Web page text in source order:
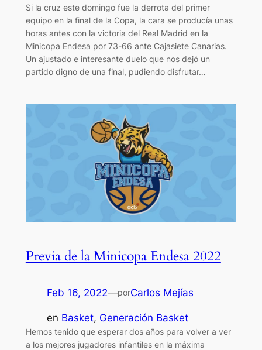
Si la cruz este domingo fue la derrota del primer
equipo en la final de la Copa, la cara se producía unas
horas antes con la victoria del Real Madrid en la
Minicopa Endesa por 73-66 ante Cajasiete Canarias.
Un ajustado e interesante duelo que nos dejó un
partido digno de una final, pudiendo disfrutar…
Previa de la Minicopa Endesa 2022
Feb 16, 2022—porCarlos Mejías
en Basket, Generación Basket
Hemos tenido que esperar dos años para volver a ver
a los mejores jugadores infantiles en la máxima